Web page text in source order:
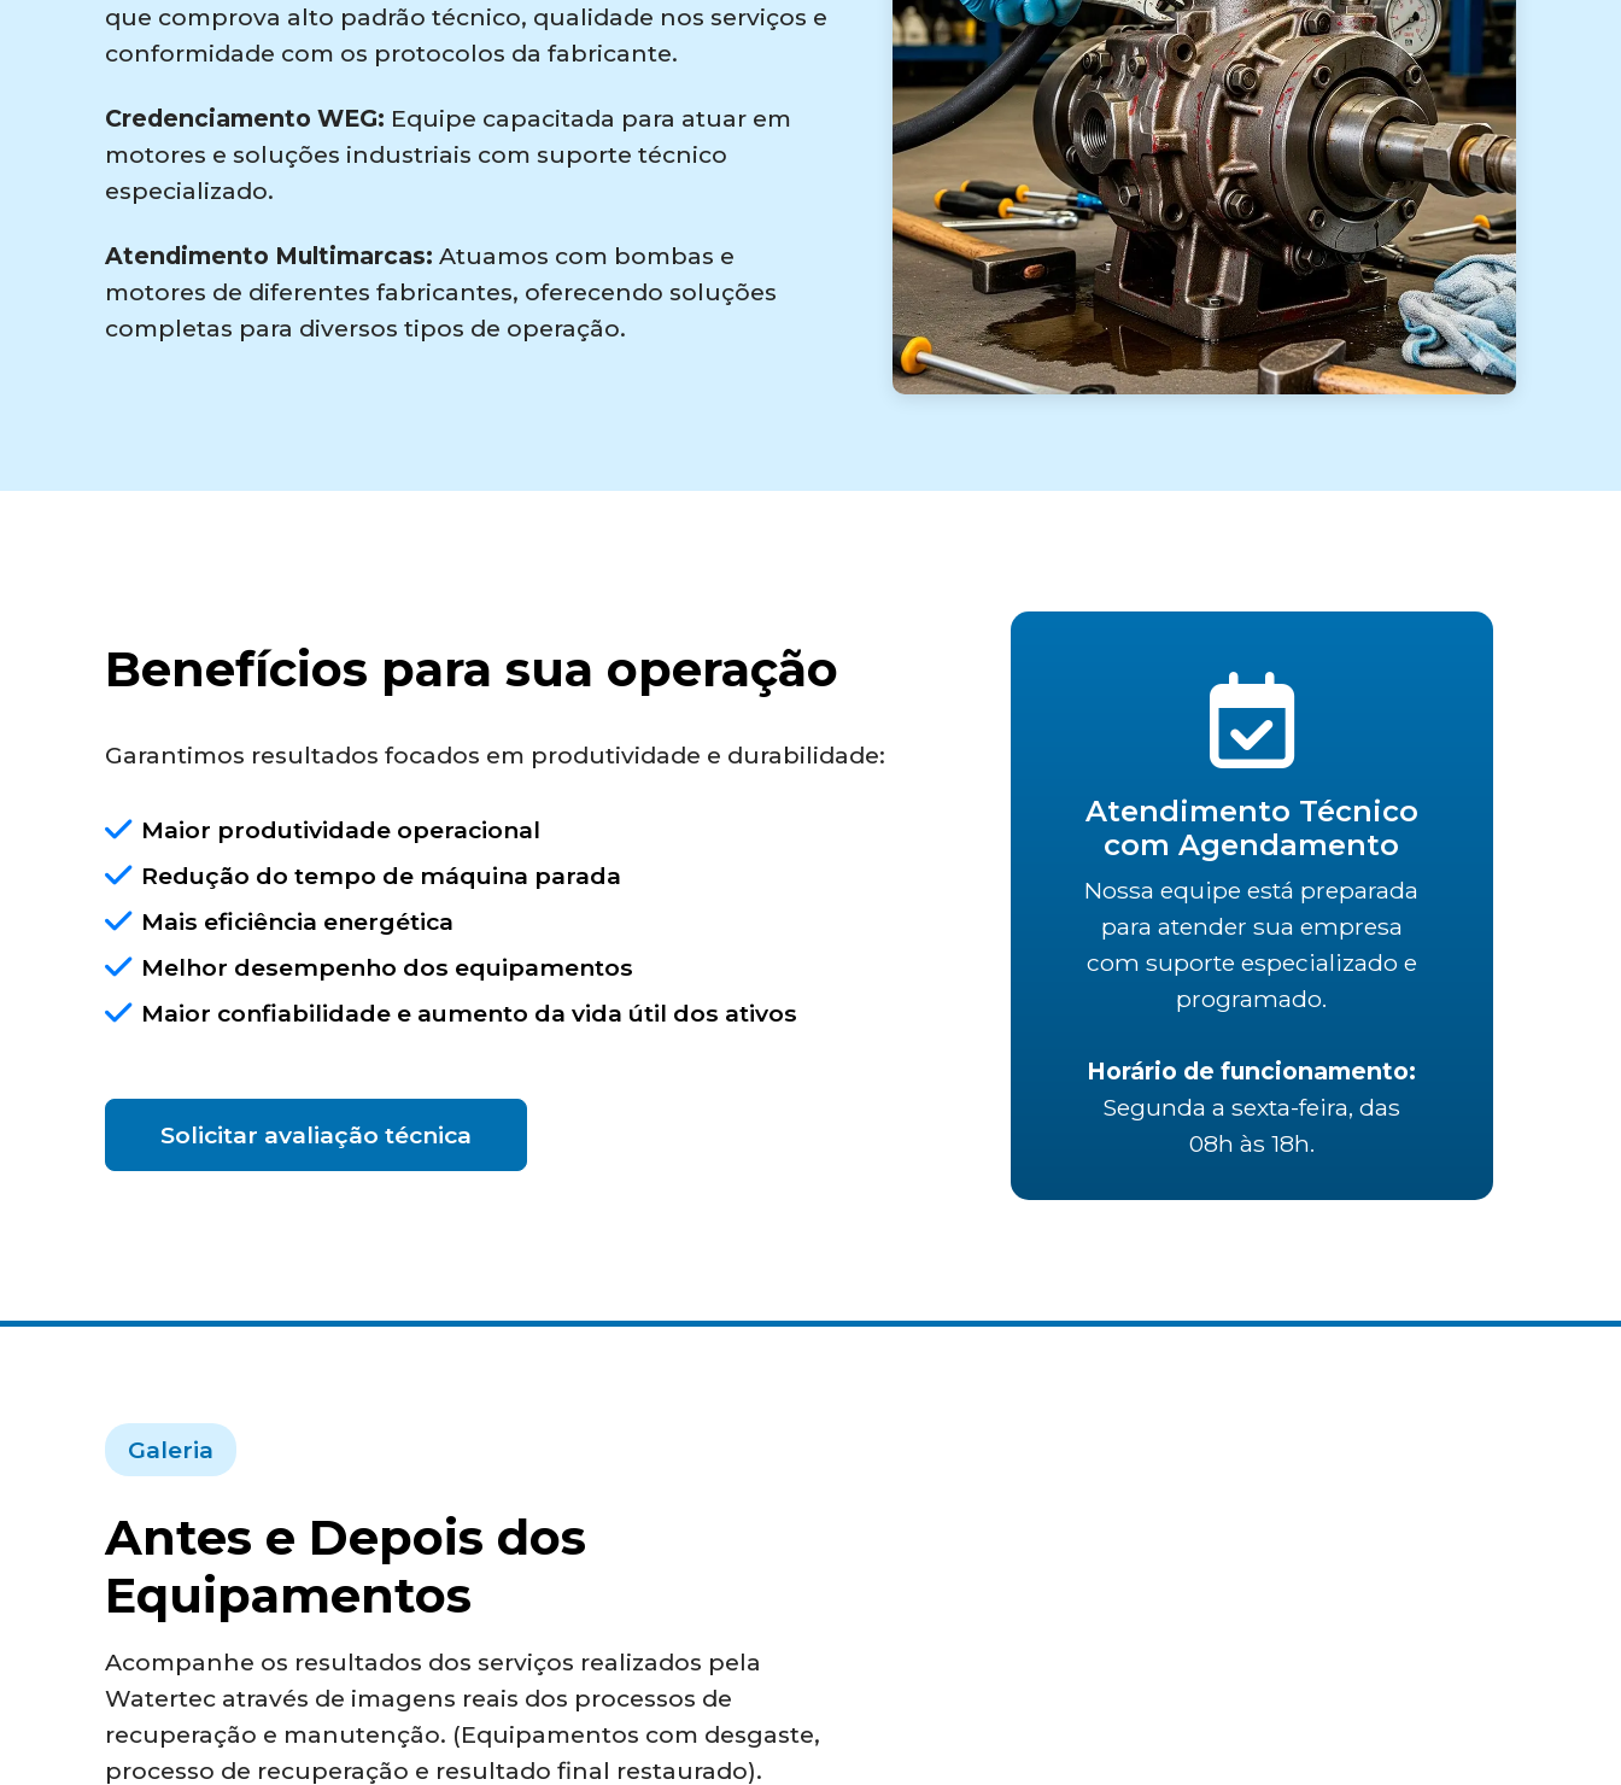
que comprova alto padrão técnico, qualidade nos serviços e
conformidade com os protocolos da fabricante.
Credenciamento WEG: Equipe capacitada para atuar em
motores e soluções industriais com suporte técnico
especializado.
Atendimento Multimarcas: Atuamos com bombas e
motores de diferentes fabricantes, oferecendo soluções
completas para diversos tipos de operação.
Benefícios para sua operação
Garantimos resultados focados em produtividade e durabilidade:
Maior produtividade operacional
Redução do tempo de máquina parada
Mais eficiência energética
Melhor desempenho dos equipamentos
Maior confiabilidade e aumento da vida útil dos ativos
Solicitar avaliação técnica
Atendimento Técnico
com Agendamento
Nossa equipe está preparada
para atender sua empresa
com suporte especializado e
programado.
Horário de funcionamento:
Segunda a sexta-feira, das
08h às 18h.
Galeria
Antes e Depois dos
Equipamentos
Acompanhe os resultados dos serviços realizados pela
Watertec através de imagens reais dos processos de
recuperação e manutenção. (Equipamentos com desgaste,
processo de recuperação e resultado final restaurado).